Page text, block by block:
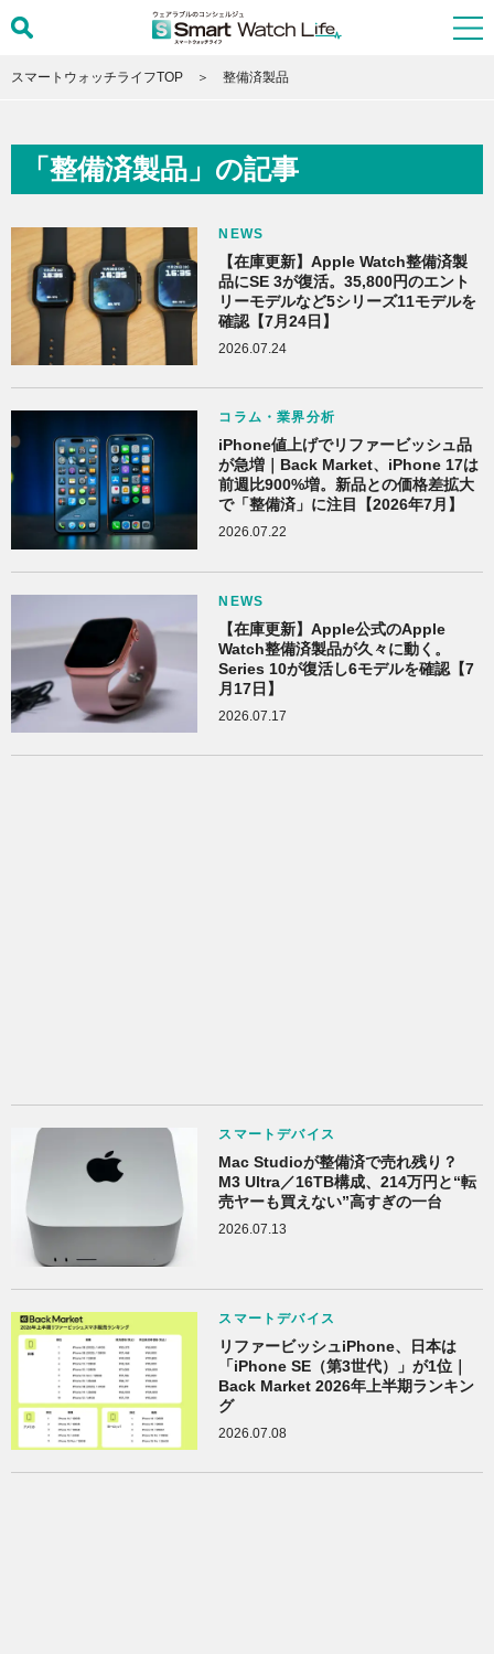
スマートウォッチライフTOP 整備済製品
「整備済製品」の記事
NEWS
【在庫更新】Apple Watch整備済製
品にSE 3が復活。35,800円のエント
リーモデルなど5シリーズ11モデルを
確認【7月24日】
2026.07.24
コラム・業界分析
iPhone値上げでリファービッシュ品
が急増｜Back Market、iPhone 17は
前週比900%増。新品との価格差拡大
で「整備済」に注目【2026年7月】
2026.07.22
NEWS
【在庫更新】Apple公式のApple
Watch整備済製品が久々に動く。
Series 10が復活し6モデルを確認【7
月17日】
2026.07.17
スマートデバイス
Mac Studioが整備済で売れ残り？
M3 Ultra／16TB構成、214万円と“転
売ヤーも買えない”高すぎの一台
2026.07.13
スマートデバイス
リファービッシュiPhone、日本は
「iPhone SE（第3世代）」が1位｜
Back Market 2026年上半期ランキン
グ
2026.07.08